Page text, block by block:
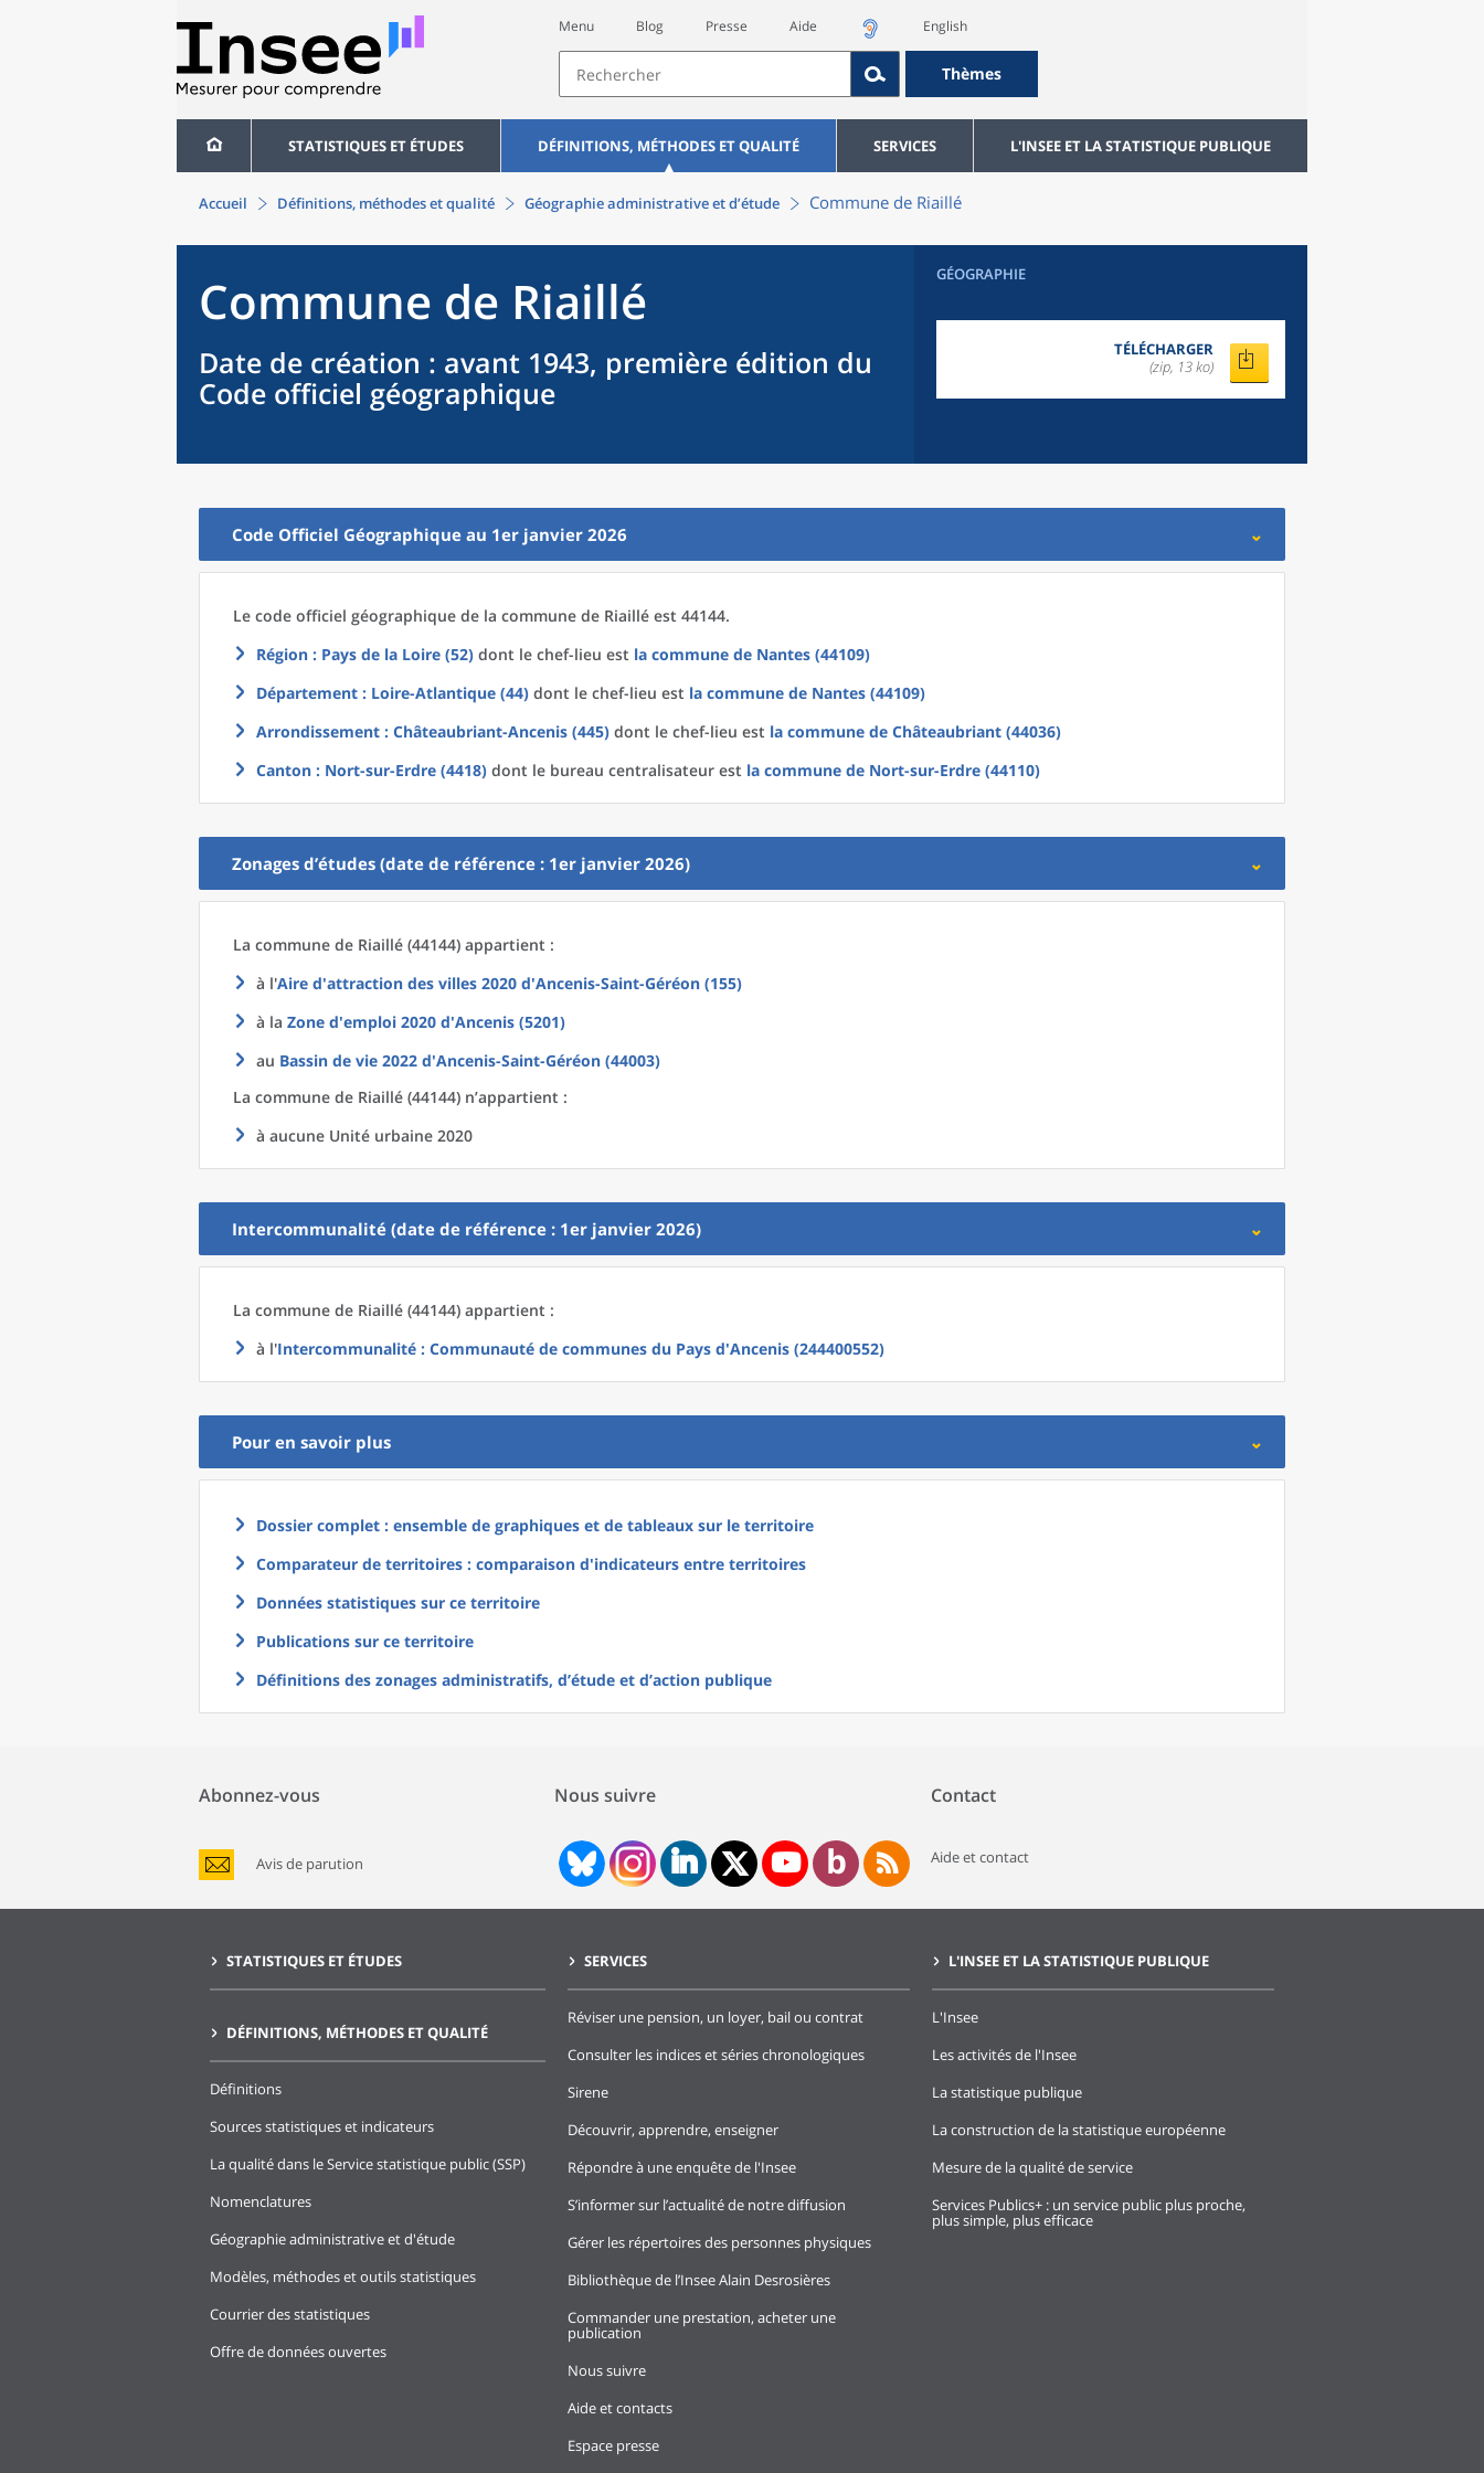
Menu Blog Presse Aide English
Thèmes
STATISTIQUES ET ÉTUDES DÉFINITIONS, MÉTHODES ET QUALITÉ SERVICES L'INSEE ET LA STATISTIQUE PUBLIQUE
Accueil Définitions, méthodes et qualité Géographie administrative et d’étude Commune de Riaillé
Commune de Riaillé
Date de création : avant 1943, première édition du
Code officiel géographique
GÉOGRAPHIE
TÉLÉCHARGER
(zip, 13 ko)
Code Officiel Géographique au 1er janvier 2026
Le code officiel géographique de la commune de Riaillé est 44144.
Région : Pays de la Loire (52) dont le chef-lieu est la commune de Nantes (44109)
Département : Loire-Atlantique (44) dont le chef-lieu est la commune de Nantes (44109)
Arrondissement : Châteaubriant-Ancenis (445) dont le chef-lieu est la commune de Châteaubriant (44036)
Canton : Nort-sur-Erdre (4418) dont le bureau centralisateur est la commune de Nort-sur-Erdre (44110)
Zonages d’études (date de référence : 1er janvier 2026)
La commune de Riaillé (44144) appartient :
à l'Aire d'attraction des villes 2020 d'Ancenis-Saint-Géréon (155)
à la Zone d'emploi 2020 d'Ancenis (5201)
au Bassin de vie 2022 d'Ancenis-Saint-Géréon (44003)
La commune de Riaillé (44144) n’appartient :
à aucune Unité urbaine 2020
Intercommunalité (date de référence : 1er janvier 2026)
La commune de Riaillé (44144) appartient :
à l'Intercommunalité : Communauté de communes du Pays d'Ancenis (244400552)
Pour en savoir plus
Dossier complet : ensemble de graphiques et de tableaux sur le territoire
Comparateur de territoires : comparaison d'indicateurs entre territoires
Données statistiques sur ce territoire
Publications sur ce territoire
Définitions des zonages administratifs, d’étude et d’action publique
Abonnez-vous
Avis de parution
Nous suivre Contact
Aide et contact
STATISTIQUES ET ÉTUDES
DÉFINITIONS, MÉTHODES ET QUALITÉ
Définitions
Sources statistiques et indicateurs
La qualité dans le Service statistique public (SSP)
Nomenclatures
Géographie administrative et d'étude
Modèles, méthodes et outils statistiques
Courrier des statistiques
Offre de données ouvertes
SERVICES
Réviser une pension, un loyer, bail ou contrat
Consulter les indices et séries chronologiques
Sirene
Découvrir, apprendre, enseigner
Répondre à une enquête de l'Insee
S’informer sur l’actualité de notre diffusion
Gérer les répertoires des personnes physiques
Bibliothèque de l’Insee Alain Desrosières
Commander une prestation, acheter une
publication
Nous suivre
Aide et contacts
Espace presse
L'INSEE ET LA STATISTIQUE PUBLIQUE
L'Insee
Les activités de l'Insee
La statistique publique
La construction de la statistique européenne
Mesure de la qualité de service
Services Publics+ : un service public plus proche,
plus simple, plus efficace